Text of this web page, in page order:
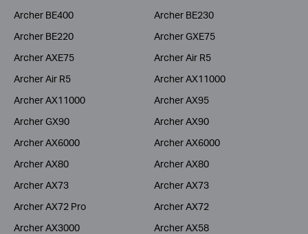
Archer BE400
Archer BE230
Archer BE220
Archer GXE75
Archer AXE75
Archer Air R5
Archer Air R5
Archer AX11000
Archer AX11000
Archer AX95
Archer GX90
Archer AX90
Archer AX6000
Archer AX6000
Archer AX80
Archer AX80
Archer AX73
Archer AX73
Archer AX72 Pro
Archer AX72
Archer AX3000
Archer AX58